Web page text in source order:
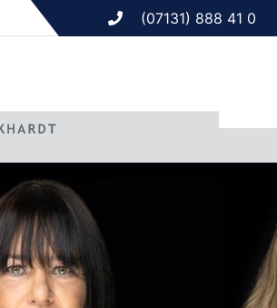
(07131) 888 41 0